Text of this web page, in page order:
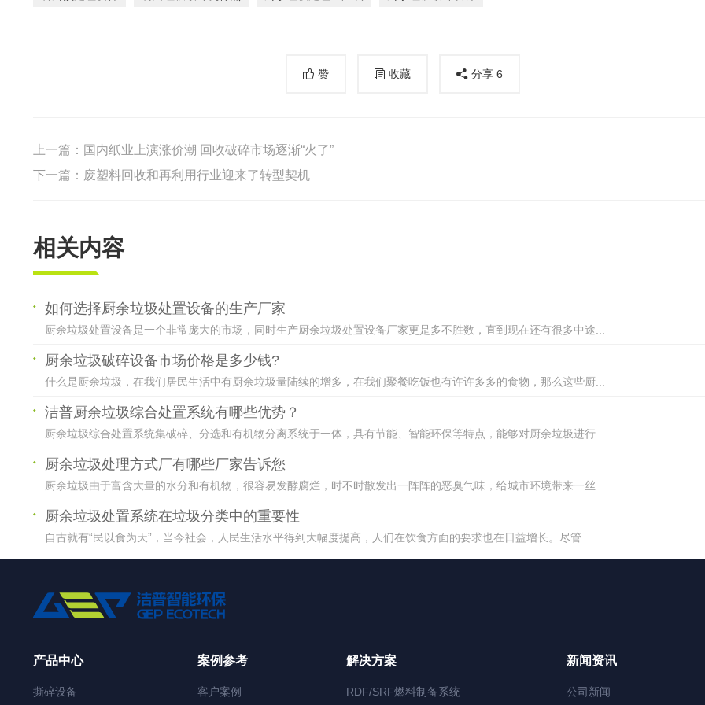
赞 收藏 分享 6
上一篇： 国内纸业上演涨价潮 回收破碎市场逐渐“火了”
下一篇： 废塑料回收和再利用行业迎来了转型契机
相关内容
如何选择厨余垃圾处置设备的生产厂家
厨余垃圾处置设备是一个非常庞大的市场，同时生产厨余垃圾处置设备厂家更是多不胜数，直到现在还有很多中途...
厨余垃圾破碎设备市场价格是多少钱?
什么是厨余垃圾，在我们居民生活中有厨余垃圾量陆续的增多，在我们聚餐吃饭也有许许多多的食物，那么这些厨...
洁普厨余垃圾综合处置系统有哪些优势？
厨余垃圾综合处置系统集破碎、分选和有机物分离系统于一体，具有节能、智能环保等特点，能够对厨余垃圾进行...
厨余垃圾处理方式厂有哪些厂家告诉您
厨余垃圾由于富含大量的水分和有机物，很容易发酵腐烂，时不时散发出一阵阵的恶臭气味，给城市环境带来一丝...
厨余垃圾处置系统在垃圾分类中的重要性
自古就有“民以食为天”，当今社会，人民生活水平得到大幅度提高，人们在饮食方面的要求也在日益增长。尽管...
产品中心
撕碎设备
案例参考
客户案例
解决方案
RDF/SRF燃料制备系统
新闻资讯
公司新闻